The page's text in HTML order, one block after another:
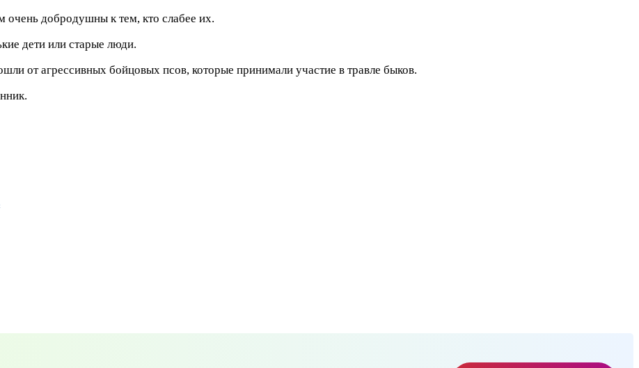
очень добродушны к тем, кто слабее их.
дети или старые люди.
от агрессивных бойцовых псов, которые принимали участие в травле быков.